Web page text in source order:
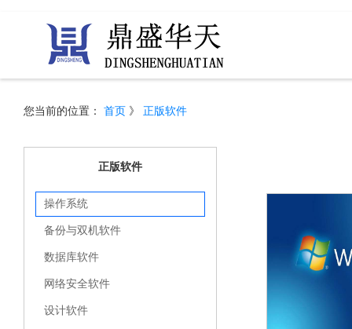
您当前的位置： 首页 》 正版软件
正版软件
操作系统
备份与双机软件
数据库软件
网络安全软件
设计软件